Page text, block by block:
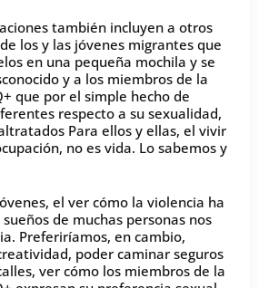
también incluyen a otros
los y las jóvenes migrantes que
en una pequeña mochila y se
y a los miembros de la
que por el simple hecho de
respecto a su sexualidad,
Para ellos y ellas, el vivir
no es vida. Lo sabemos y
el ver cómo la violencia ha
de muchas personas nos
Preferiríamos, en cambio,
poder caminar seguros
ver cómo los miembros de la